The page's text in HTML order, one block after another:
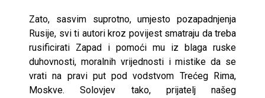
Zato, sasvim suprotno, umjesto pozapadnjenja
Rusije, svi ti autori kroz povijest smatraju da treba
rusificirati Zapad i pomoći mu iz blaga ruske
duhovnosti, moralnih vrijednosti i mistike da se
vrati na pravi put pod vodstvom Trećeg Rima,
Moskve. Solovjev tako, prijatelj našeg